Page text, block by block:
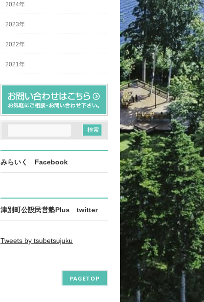
2024年
2023年
2022年
2021年
みらいく Facebook
津別町公設民営塾Plus twitter
Tweets by tsubetsujuku
PAGETOP